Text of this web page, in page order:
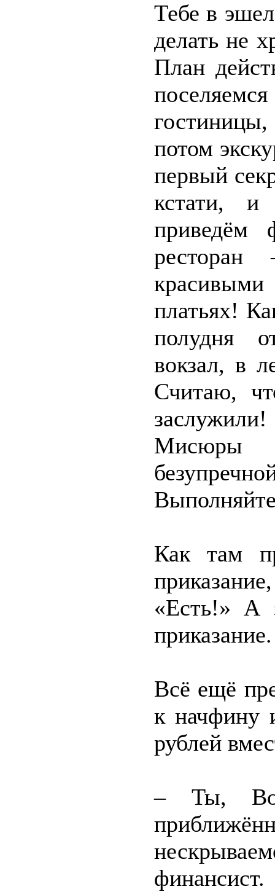
Тебе в
делать не
План
потом
первый
кстати, и
платьях!
полудня
вокзал, в
Считаю,
Мисюры
Как там
«Есть!» А
приказание.
Всё ещё
к начфину
рублей
– Ты,
финансист.